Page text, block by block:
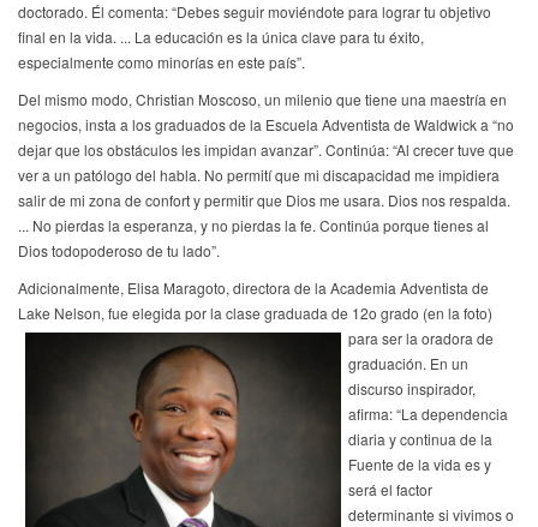
doctorado. Él comenta: “Debes seguir moviéndote para lograr tu objetivo
final en la vida. ... La educación es la única clave para tu éxito,
especialmente como minorías en este país”.
Del mismo modo, Christian Moscoso, un milenio que tiene una maestría en
negocios, insta a los graduados de la Escuela Adventista de Waldwick a “no
dejar que los obstáculos les impidan avanzar”. Continúa: “Al crecer tuve que
ver a un patólogo del habla. No permití que mi discapacidad me impidiera
salir de mi zona de confort y permitir que Dios me usara. Dios nos respalda.
... No pierdas la esperanza, y no pierdas la fe. Continúa porque tienes al
Dios todopoderoso de tu lado”.
Adicionalmente, Elisa Maragoto, directora de la Academia Adventista de
Lake Nelson, fue elegida por la clase graduada de 12o grado (en la foto)
para ser la oradora de
graduación. En un
discurso inspirador,
afirma: “La dependencia
diaria y continua de la
Fuente de la vida es y
será el factor
determinante si vivimos o